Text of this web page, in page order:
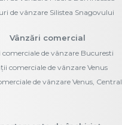
de vânzare Silistea Snagovului
Vânzări comercial
comerciale de vânzare Bucuresti
comerciale de vânzare Venus
de vânzare Venus, Central